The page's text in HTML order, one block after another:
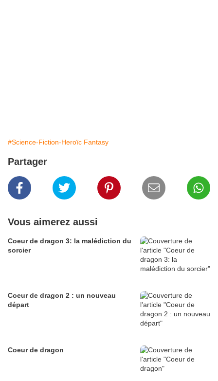
#Science-Fiction-Heroïc Fantasy
Partager
Vous aimerez aussi
Coeur de dragon 3: la malédiction du
sorcier
Coeur de dragon 2 : un nouveau
départ
Coeur de dragon